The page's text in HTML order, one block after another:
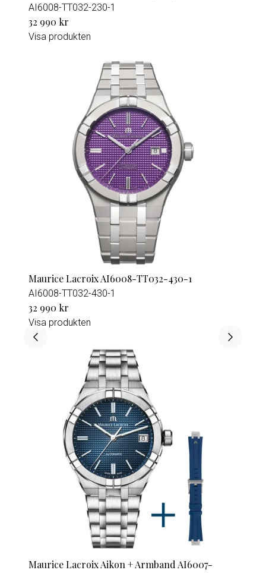
AI6008-TT032-230-1
32 990 kr
Visa produkten
Maurice Lacroix AI6008-TT032-430-1
AI6008-TT032-430-1
32 990 kr
Visa produkten
Maurice Lacroix Aikon + Armband AI6007-